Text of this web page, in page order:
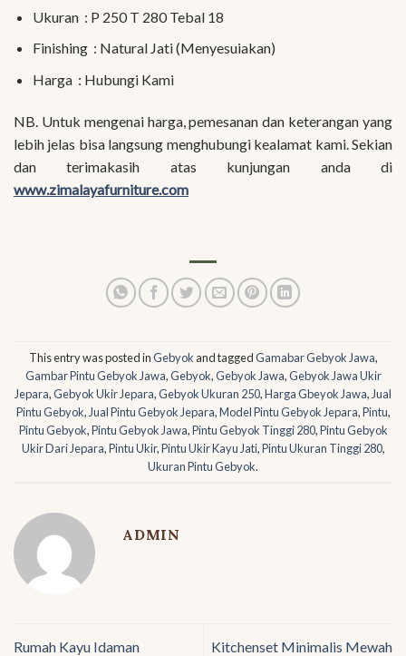
Ukuran : P 250 T 280 Tebal 18
Finishing : Natural Jati (Menyesuiakan)
Harga : Hubungi Kami
NB. Untuk mengenai harga, pemesanan dan keterangan yang
lebih jelas bisa langsung menghubungi kealamat kami. Sekian
dan terimakasih atas kunjungan anda di
www.zimalayafurniture.com
This entry was posted inGebyok and taggedGamabar Gebyok Jawa,
Gambar Pintu Gebyok Jawa,Gebyok,Gebyok Jawa,Gebyok Jawa Ukir
Jepara,Gebyok Ukir Jepara,Gebyok Ukuran 250,Harga Gbeyok Jawa, Jual
Pintu Gebyok, Jual Pintu Gebyok Jepara,Model Pintu Gebyok Jepara,Pintu,
Pintu Gebyok,Pintu Gebyok Jawa,Pintu Gebyok Tinggi 280,Pintu Gebyok
Ukir Dari Jepara,Pintu Ukir,Pintu Ukir Kayu Jati,Pintu Ukuran Tinggi 280,
Ukuran Pintu Gebyok.
ADMIN
Rumah Kayu Idaman Kitchenset Minimalis Mewah